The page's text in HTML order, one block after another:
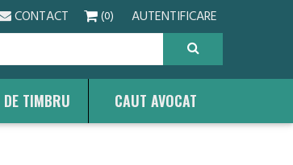
CONTACT (0) AUTENTIFICARE
DE TIMBRU CAUT AVOCAT